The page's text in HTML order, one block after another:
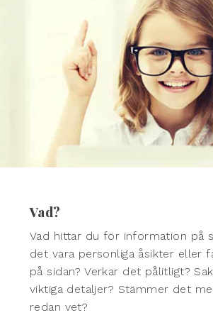
Vad?
Vad hittar du för information på
det vara personliga åsikter eller
på sidan? Verkar det pålitligt?
viktiga detaljer? Stämmer det
redan vet?